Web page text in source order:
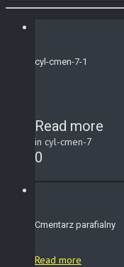
cyl-cmen-7-1
Read more
in cyl-cmen-7
0
Cmentarz parafialny
Read more